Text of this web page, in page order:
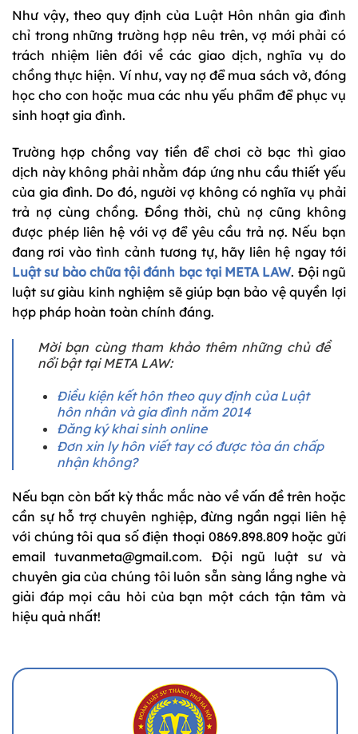
Như vậy, theo quy định của Luật Hôn nhân gia đình
chỉ trong những trường hợp nêu trên, vợ mới phải có
trách nhiệm liên đới về các giao dịch, nghĩa vụ do
chồng thực hiện. Ví như, vay nợ để mua sách vở, đóng
học cho con hoặc mua các nhu yếu phẩm để phục vụ
sinh hoạt gia đình.
Trường hợp chồng vay tiền để chơi cờ bạc thì giao
dịch này không phải nhằm đáp ứng nhu cầu thiết yếu
của gia đình. Do đó, người vợ không có nghĩa vụ phải
trả nợ cùng chồng. Đồng thời, chủ nợ cũng không
được phép liên hệ với vợ để yêu cầu trả nợ. Nếu bạn
đang rơi vào tình cảnh tương tự, hãy liên hệ ngay tới
Luật sư bào chữa tội đánh bạc tại META LAW. Đội ngũ
luật sư giàu kinh nghiệm sẽ giúp bạn bảo vệ quyền lợi
hợp pháp hoàn toàn chính đáng.
Mời bạn cùng tham khảo thêm những chủ đề
nổi bật tại META LAW:
Điều kiện kết hôn theo quy định của Luật
hôn nhân và gia đình năm 2014
Đăng ký khai sinh online
Đơn xin ly hôn viết tay có được tòa án chấp
nhận không?
Nếu bạn còn bất kỳ thắc mắc nào về vấn đề trên hoặc
cần sự hỗ trợ chuyên nghiệp, đừng ngần ngại liên hệ
với chúng tôi qua số điện thoại 0869.898.809 hoặc gửi
email tuvanmeta@gmail.com. Đội ngũ luật sư và
chuyên gia của chúng tôi luôn sẵn sàng lắng nghe và
giải đáp mọi câu hỏi của bạn một cách tận tâm và
hiệu quả nhất!